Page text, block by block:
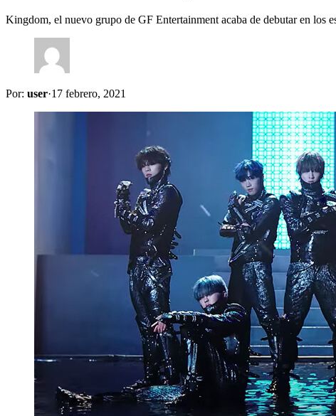
Kingdom, el nuevo grupo de GF Entertainment acaba de debutar en los
Por: user·17 febrero, 2021